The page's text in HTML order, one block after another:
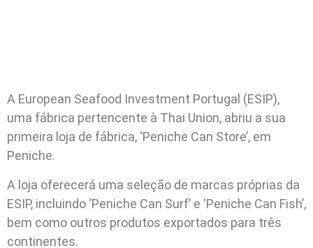
A European Seafood Investment Portugal (ESIP),
uma fábrica pertencente à Thai Union, abriu a sua
primeira loja de fábrica, ‘Peniche Can Store’, em
Peniche.
A loja oferecerá uma seleção de marcas próprias da
ESIP, incluindo ‘Peniche Can Surf’ e ‘Peniche Can Fish’,
bem como outros produtos exportados para três
continentes.